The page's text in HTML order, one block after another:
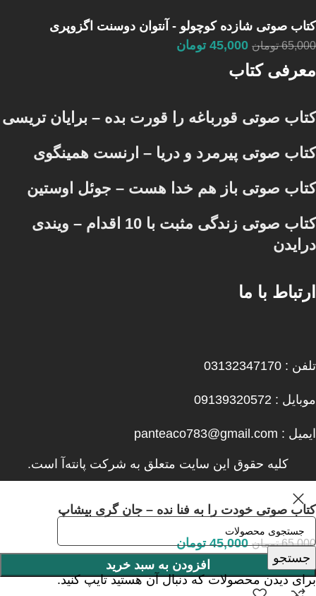
کتاب صوتی شازده کوچولو - آنتوان دوسنت اگزوپری
65,000 تومان 45,000 تومان
معرفی کتاب
کتاب صوتی قورباغه را قورت بده – برایان تریسی
کتاب صوتی پیرمرد و دریا – ارنست همینگوی
کتاب صوتی باز هم خدا هست – جوئل اوستین
کتاب صوتی زندگی مثبت با 10 اقدام – ویندی
درایدن
ارتباط با ما
تلفن : 03132347170
موبایل : 09139320572
ایمیل : panteaco783@gmail.com
کلیه حقوق این سایت متعلق به شرکت پانته‌آ است.
جستجو
برای دیدن محصولات که دنبال آن هستید تایپ کنید.
کتاب صوتی خودت را به فنا نده – جان گری بیشاپ
65,000 تومان 45,000 تومان
افزودن به سبد خرید